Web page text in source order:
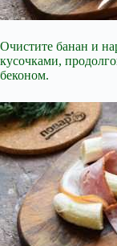
Очистите банан и
кусочками,
беконом.